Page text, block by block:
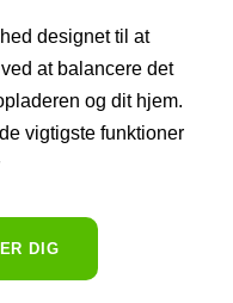
designet til at
at balancere det
og dit hjem.
vigtigste funktioner
DIG